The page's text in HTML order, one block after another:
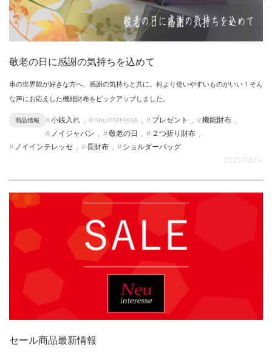
敬老の日に感謝の気持ちを込めて
車の世界観が好きな方へ、感謝の気持ちと共に。何より使いやすいものがいい！そん
な声にお応えした機能財布をピックアップしました。
商品情報 小銭入れ , neuinteresse , プレゼント , 機能財布 ,
ノイジャパン , 敬老の日 , ２つ折り財布 ,
ノイインテレッセ , 長財布 ,
ショルダーバッグ
2025/09/04
セール商品最新情報